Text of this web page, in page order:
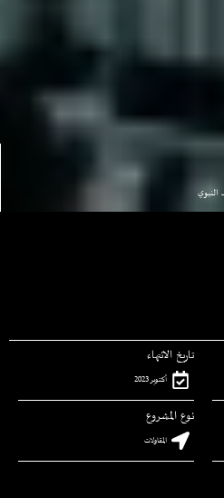
النبوي
تاريخ الانتهاء
أكتوبر 2023
نوع المشروع
المقاولات